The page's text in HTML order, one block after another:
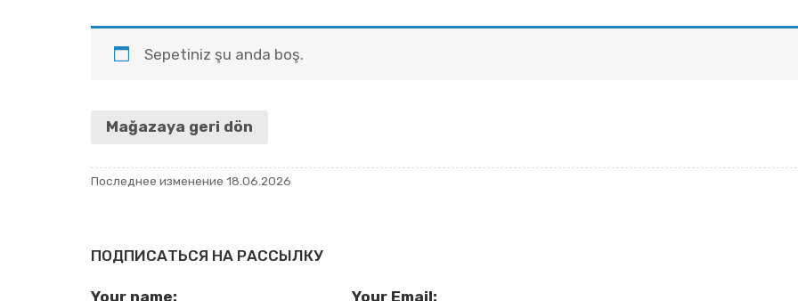
Se­pe­ti­niz şu anda boş.
Ma­ğa­za­ya geri dön
Последнее изменение 18.06.2026
ПОДПИСАТЬСЯ НА РАССЫЛКУ
Your name: Your Email: